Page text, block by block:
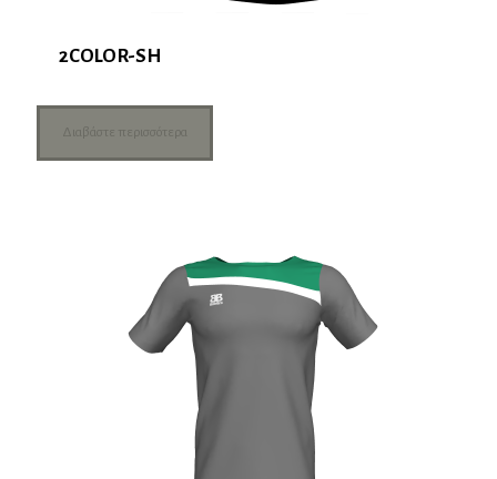
2COLOR-SH
Διαβάστε περισσότερα